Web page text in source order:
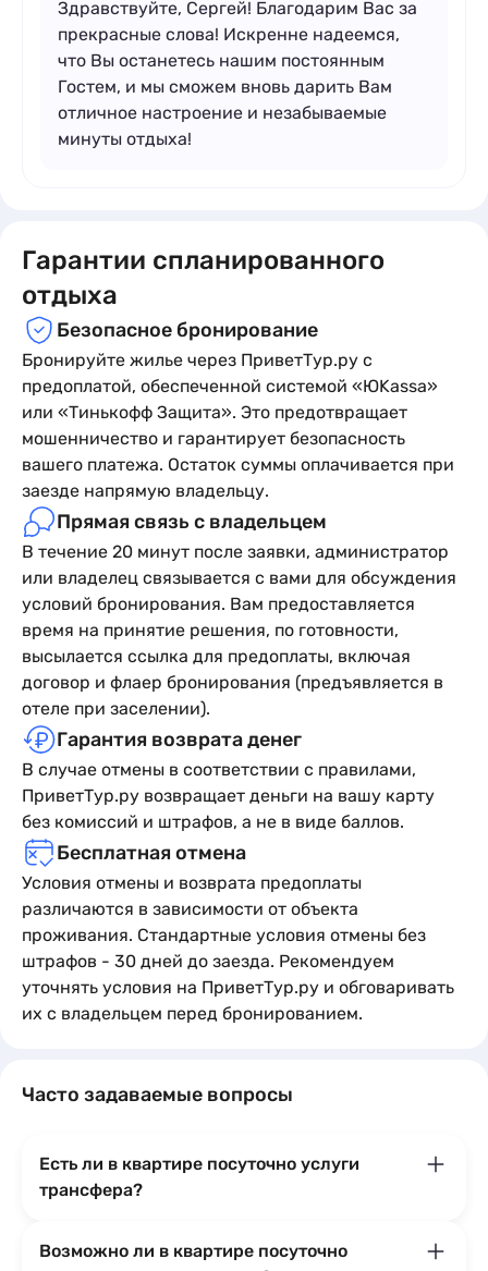
Здравствуйте, Сергей! Благодарим Вас за
прекрасные слова! Искренне надеемся,
что Вы останетесь нашим постоянным
Гостем, и мы сможем вновь дарить Вам
отличное настроение и незабываемые
минуты отдыха!
Гарантии спланированного
отдыха
Безопасное бронирование
Бронируйте жилье через ПриветТур.ру с
предоплатой, обеспеченной системой «ЮKassa»
или «Тинькофф Защита». Это предотвращает
мошенничество и гарантирует безопасность
вашего платежа. Остаток суммы оплачивается при
заезде напрямую владельцу.
Прямая связь с владельцем
В течение 20 минут после заявки, администратор
или владелец связывается с вами для обсуждения
условий бронирования. Вам предоставляется
время на принятие решения, по готовности,
высылается ссылка для предоплаты, включая
договор и флаер бронирования (предъявляется в
отеле при заселении).
Гарантия возврата денег
В случае отмены в соответствии с правилами,
ПриветТур.ру возвращает деньги на вашу карту
без комиссий и штрафов, а не в виде баллов.
Бесплатная отмена
Условия отмены и возврата предоплаты
различаются в зависимости от объекта
проживания. Стандартные условия отмены без
штрафов - 30 дней до заезда. Рекомендуем
уточнять условия на ПриветТур.ру и обговаривать
их с владельцем перед бронированием.
Часто задаваемые вопросы
Есть ли в квартире посуточно услуги
трансфера?
Возможно ли в квартире посуточно